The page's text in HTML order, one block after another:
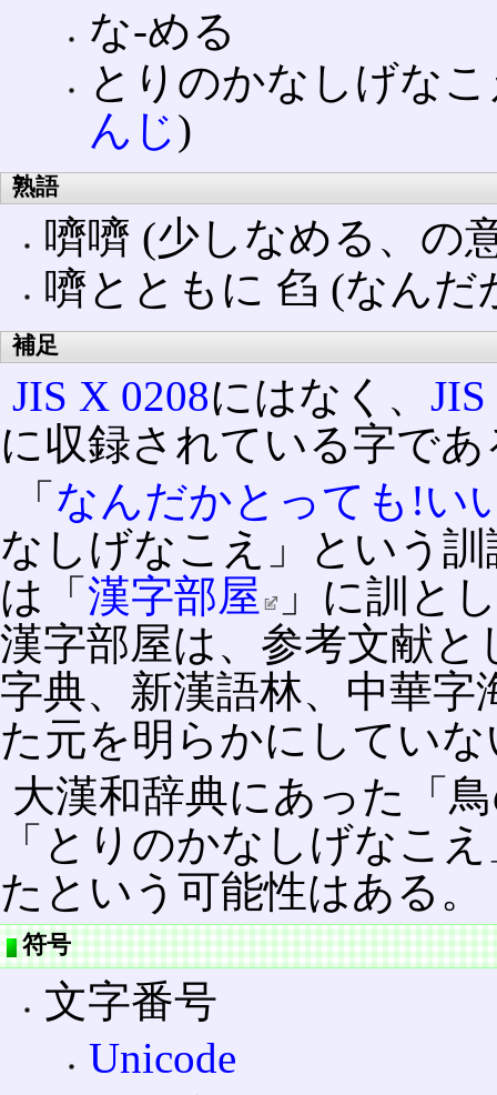
な‐める
とりのかなしげな
んじ)
熟語
嚌嚌 (少しなめる、の
嚌とともに 臽 (なん
補足
JIS X 0208にはなく、
に収録されている字であ
「 なんだかとっても!い
なしげなこえ」という
は「 漢字部屋
」に訓と
漢字部屋は、参考文献
字典、新漢語林、中華
た元を明らかにしていな
大漢和辞典にあった「
「とりのかなしげなこ
たという可能性はある。
符号
文字番号
Unicode